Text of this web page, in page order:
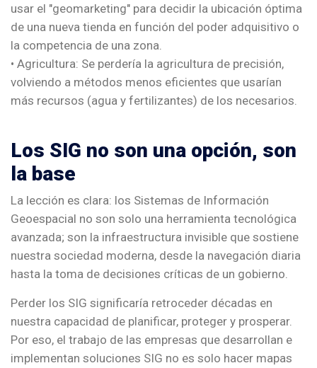
usar el "geomarketing" para decidir la ubicación óptima
de una nueva tienda en función del poder adquisitivo o
la competencia de una zona.
• Agricultura: Se perdería la agricultura de precisión,
volviendo a métodos menos eficientes que usarían
más recursos (agua y fertilizantes) de los necesarios.
Los SIG no son una opción, son
la base
La lección es clara: los Sistemas de Información
Geoespacial no son solo una herramienta tecnológica
avanzada; son la infraestructura invisible que sostiene
nuestra sociedad moderna, desde la navegación diaria
hasta la toma de decisiones críticas de un gobierno.
Perder los SIG significaría retroceder décadas en
nuestra capacidad de planificar, proteger y prosperar.
Por eso, el trabajo de las empresas que desarrollan e
implementan soluciones SIG no es solo hacer mapas